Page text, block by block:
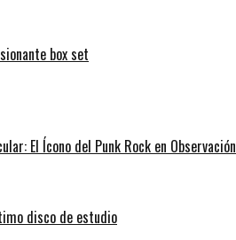
box set
El Ícono del Punk Rock en Observación
disco de estudio